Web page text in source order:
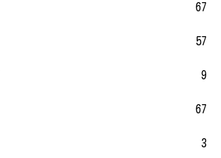
67
57
9
67
3